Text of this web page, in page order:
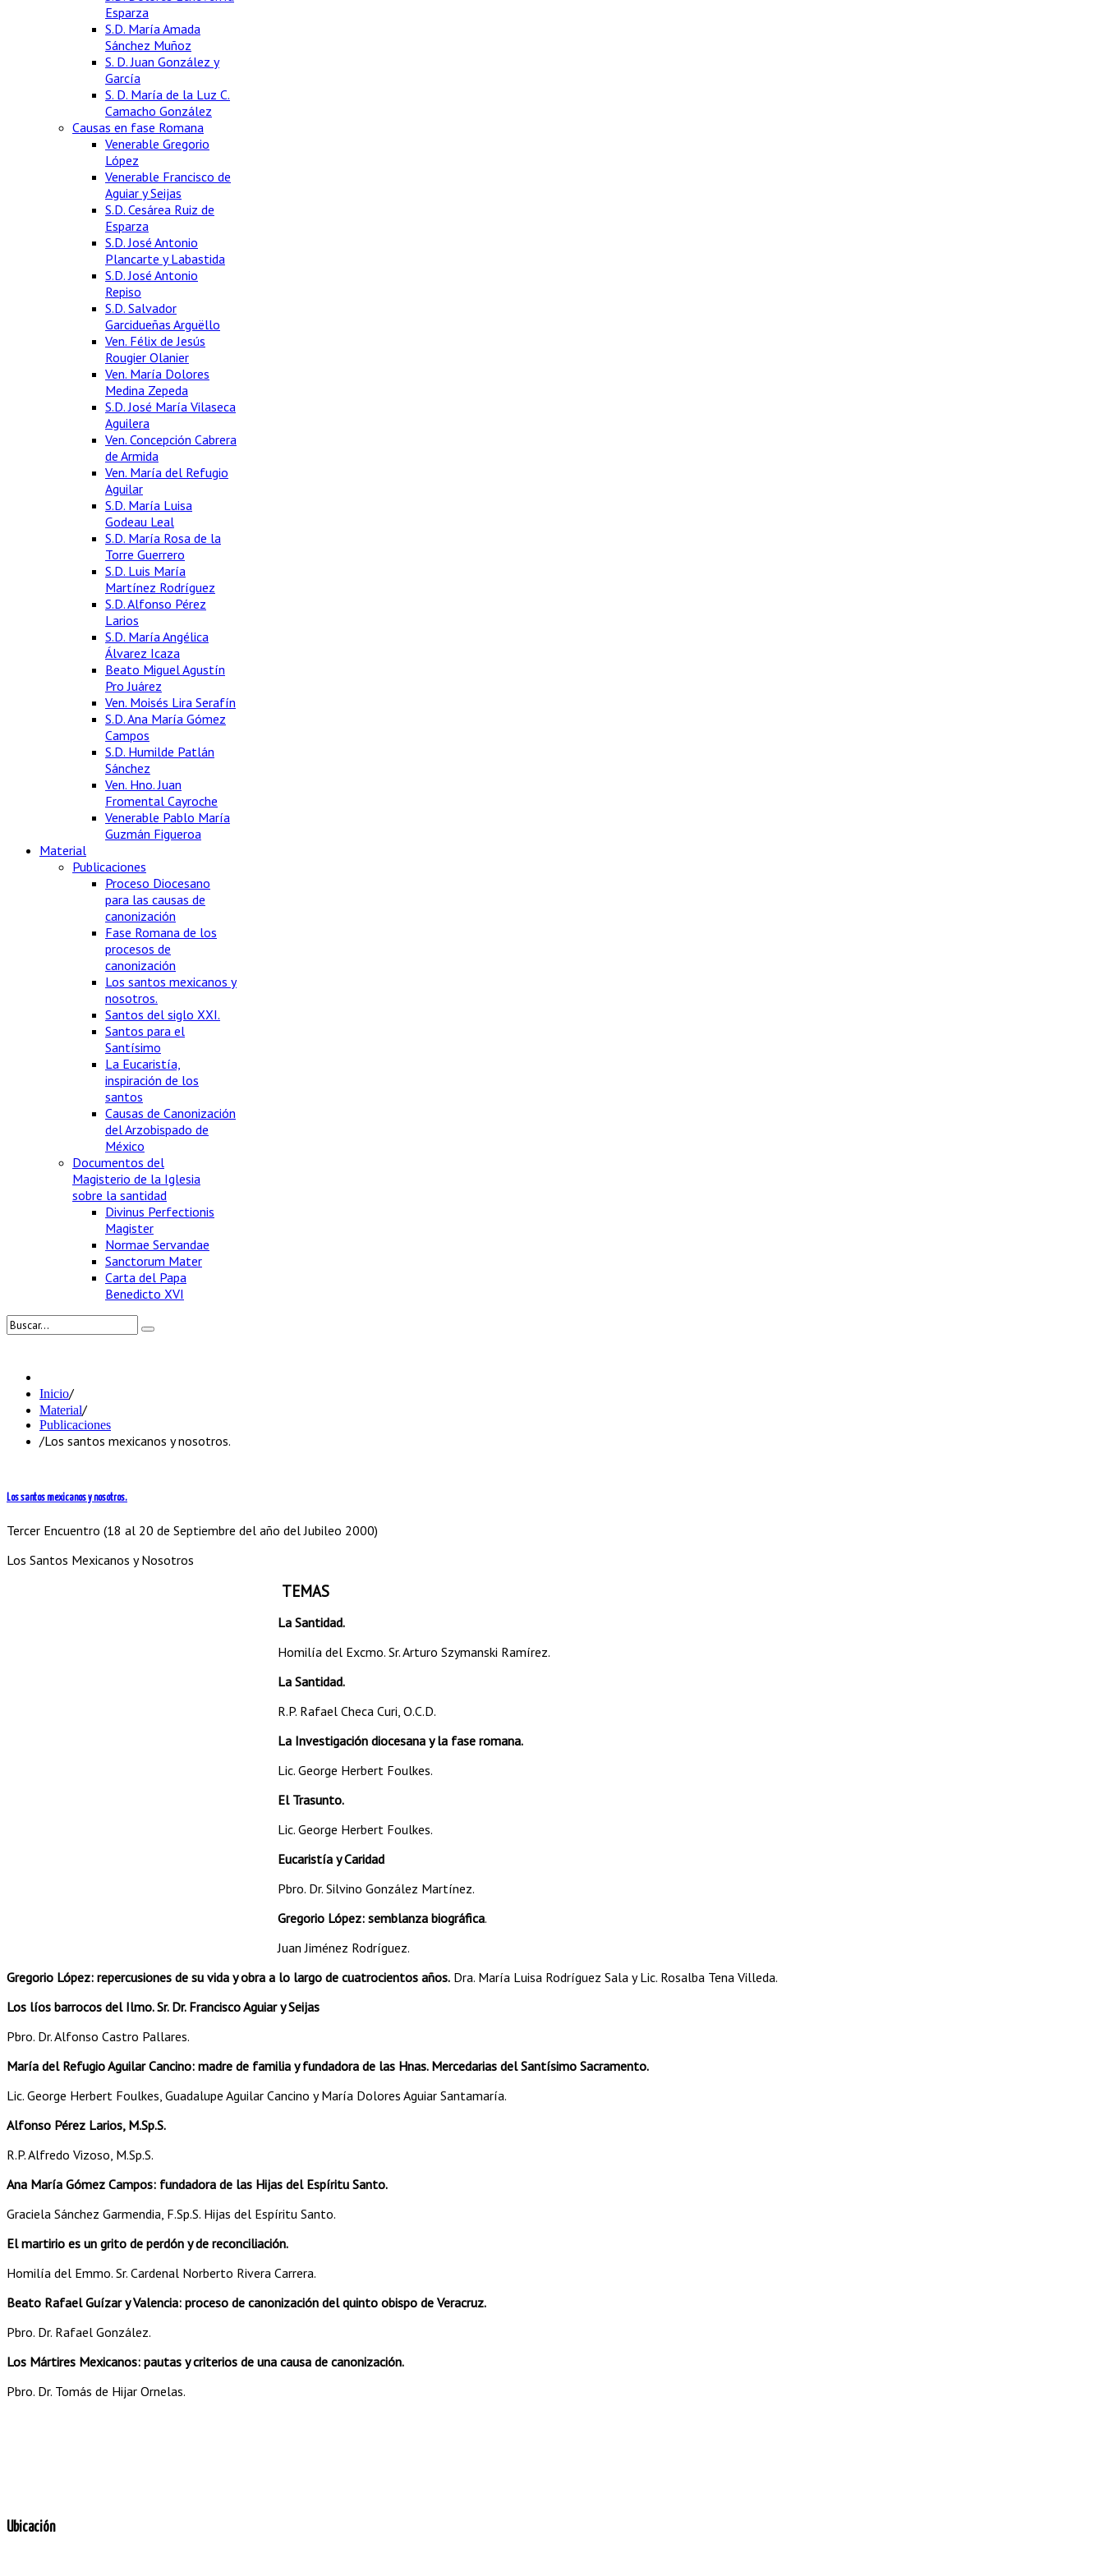
Esparza
S.D. María Amada
Sánchez Muñoz
S. D. Juan González y
García
S. D. María de la Luz C.
Camacho González
Causas en fase Romana
Venerable Gregorio
López
Venerable Francisco de
Aguiar y Seijas
S.D. Cesárea Ruiz de
Esparza
S.D. José Antonio
Plancarte y Labastida
S.D. José Antonio
Repiso
S.D. Salvador
Garcidueñas Arguëllo
Ven. Félix de Jesús
Rougier Olanier
Ven. María Dolores
Medina Zepeda
S.D. José María Vilaseca
Aguilera
Ven. Concepción Cabrera
de Armida
Ven. María del Refugio
Aguilar
S.D. María Luisa
Godeau Leal
S.D. María Rosa de la
Torre Guerrero
S.D. Luis María
Martínez Rodríguez
S.D. Alfonso Pérez
Larios
S.D. María Angélica
Álvarez Icaza
Beato Miguel Agustín
Pro Juárez
Ven. Moisés Lira Serafín
S.D. Ana María Gómez
Campos
S.D. Humilde Patlán
Sánchez
Ven. Hno. Juan
Fromental Cayroche
Venerable Pablo María
Guzmán Figueroa
Material
Publicaciones
Proceso Diocesano
para las causas de
canonización
Fase Romana de los
procesos de
canonización
Los santos mexicanos y
nosotros.
Santos del siglo XXI.
Santos para el
Santísimo
La Eucaristía,
inspiración de los
santos
Causas de Canonización
del Arzobispado de
México
Documentos del
Magisterio de la Iglesia
sobre la santidad
Divinus Perfectionis
Magister
Normae Servandae
Sanctorum Mater
Carta del Papa
Benedicto XVI
Inicio/
Material/
Publicaciones
/Los santos mexicanos y nosotros.
Los santos mexicanos y nosotros.
Tercer Encuentro (18 al 20 de Septiembre del año del Jubileo 2000)
Los Santos Mexicanos y Nosotros
TEMAS
La Santidad.
Homilía del Excmo. Sr. Arturo Szymanski Ramírez.
La Santidad.
R.P. Rafael Checa Curi, O.C.D.
La Investigación diocesana y la fase romana.
Lic. George Herbert Foulkes.
El Trasunto.
Lic. George Herbert Foulkes.
Eucaristía y Caridad
Pbro. Dr. Silvino González Martínez.
Gregorio López: semblanza biográfica.
Juan Jiménez Rodríguez.
Gregorio López: repercusiones de su vida y obra a lo largo de cuatrocientos años. Dra. María Luisa Rodríguez Sala y Lic. Rosalba Tena Villeda.
Los líos barrocos del Ilmo. Sr. Dr. Francisco Aguiar y Seijas
Pbro. Dr. Alfonso Castro Pallares.
María del Refugio Aguilar Cancino: madre de familia y fundadora de las Hnas. Mercedarias del Santísimo Sacramento.
Lic. George Herbert Foulkes, Guadalupe Aguilar Cancino y María Dolores Aguiar Santamaría.
Alfonso Pérez Larios, M.Sp.S.
R.P. Alfredo Vizoso, M.Sp.S.
Ana María Gómez Campos: fundadora de las Hijas del Espíritu Santo.
Graciela Sánchez Garmendia, F.Sp.S. Hijas del Espíritu Santo.
El martirio es un grito de perdón y de reconciliación.
Homilía del Emmo. Sr. Cardenal Norberto Rivera Carrera.
Beato Rafael Guízar y Valencia: proceso de canonización del quinto obispo de Veracruz.
Pbro. Dr. Rafael González.
Los Mártires Mexicanos: pautas y criterios de una causa de canonización.
Pbro. Dr. Tomás de Hijar Ornelas.
Ubicación